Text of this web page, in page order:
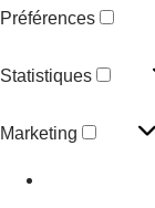
Préférences
Statistiques
Marketing